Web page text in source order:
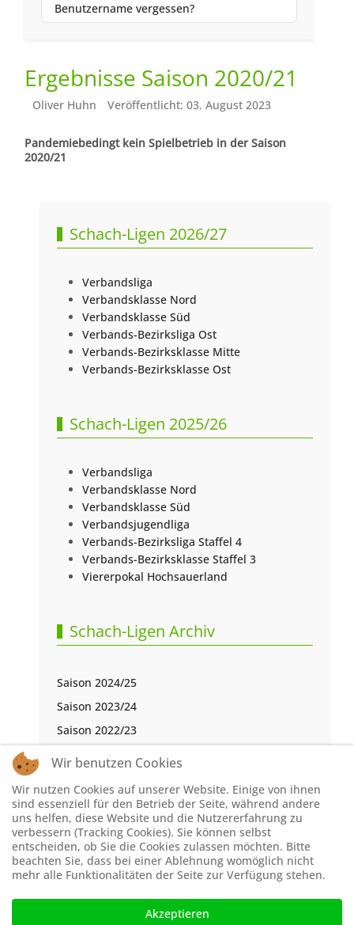
Benutzername vergessen?
Ergebnisse Saison 2020/21
Oliver Huhn Veröffentlicht: 03. August 2023
Pandemiebedingt kein Spielbetrieb in der Saison
2020/21
Schach-Ligen 2026/27
Verbandsliga
Verbandsklasse Nord
Verbandsklasse Süd
Verbands-Bezirksliga Ost
Verbands-Bezirksklasse Mitte
Verbands-Bezirksklasse Ost
Schach-Ligen 2025/26
Verbandsliga
Verbandsklasse Nord
Verbandsklasse Süd
Verbandsjugendliga
Verbands-Bezirksliga Staffel 4
Verbands-Bezirksklasse Staffel 3
Viererpokal Hochsauerland
Schach-Ligen Archiv
Saison 2024/25
Saison 2023/24
Saison 2022/23
Saison 2021/22
Saison 2019/20
Saison 2018/19
Saison 2017/18
Saison 2016/17
Wir benutzen Cookies
Wir nutzen Cookies auf unserer Website. Einige von ihnen
sind essenziell für den Betrieb der Seite, während andere
uns helfen, diese Website und die Nutzererfahrung zu
verbessern (Tracking Cookies). Sie können selbst
entscheiden, ob Sie die Cookies zulassen möchten. Bitte
beachten Sie, dass bei einer Ablehnung womöglich nicht
mehr alle Funktionalitäten der Seite zur Verfügung stehen.
Akzeptieren